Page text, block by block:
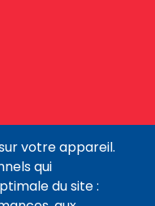
votre appareil.
qui
du site :